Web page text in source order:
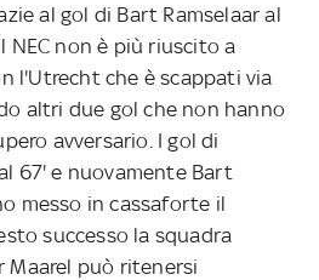
al gol di Bart Ramselaar al
NEC non è più riuscito a
l'Utrecht che è scappati via
altri due gol che non hanno
avversario. I gol di
67' e nuovamente Bart
messo in cassaforte il
successo la squadra
Maarel può ritenersi